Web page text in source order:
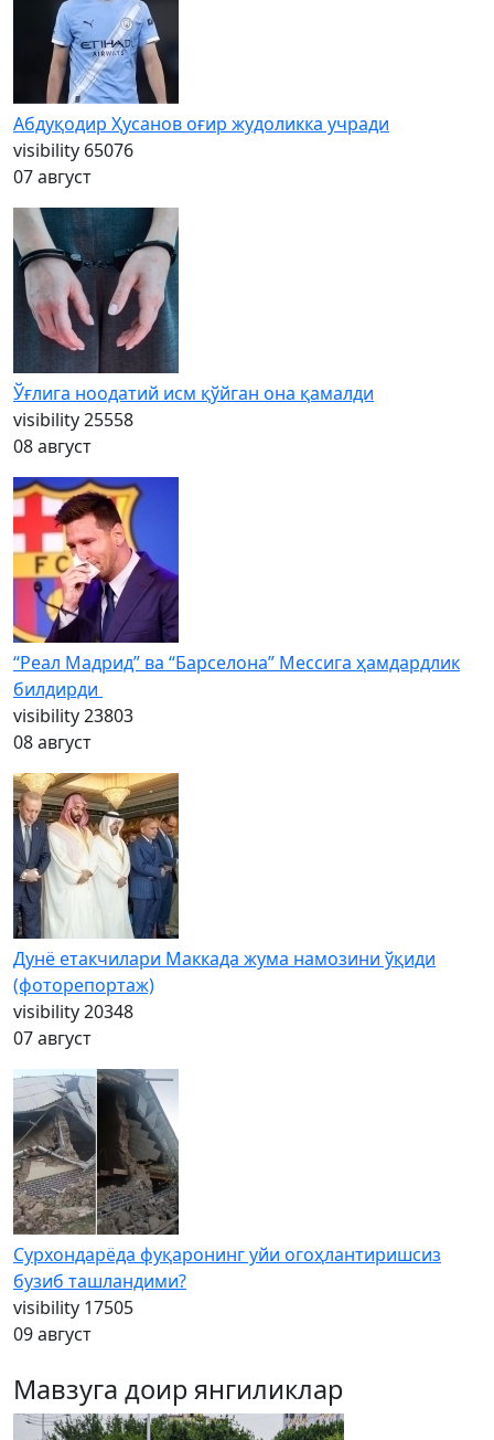
Абдуқодир Ҳусанов оғир жудоликка учради
visibility 65076
07 август
Ўғлига ноодатий исм қўйган она қамалди
visibility25558
08 август
“Реал Мадрид” ва “Барселона” Мессига ҳамдардлик
билдирди
visibility23803
08 август
Дунё етакчилари Маккада жума намозини ўқиди
(фоторепортаж)
visibility20348
07 август
Сурхондарёда фуқаронинг уйи огоҳлантиришсиз
бузиб ташландими?
visibility 17505
09 август
Мавзуга доир янгиликлар